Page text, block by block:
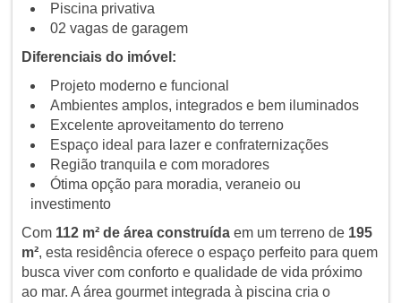
Piscina privativa
02 vagas de garagem
Diferenciais do imóvel:
Projeto moderno e funcional
Ambientes amplos, integrados e bem iluminados
Excelente aproveitamento do terreno
Espaço ideal para lazer e confraternizações
Região tranquila e com moradores
Ótima opção para moradia, veraneio ou
investimento
Com 112 m² de área construídaem um terreno de 195
m², esta residência oferece o espaço perfeito para quem
busca viver com conforto e qualidade de vida próximo
ao mar. A área gourmet integrada à piscina cria o